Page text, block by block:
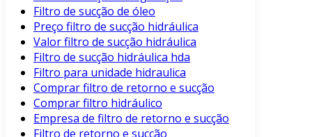
Filtro de sucção de óleo
Preço filtro de sucção hidráulica
Valor filtro de sucção hidráulica
Filtro de sucção hidráulica hda
Filtro para unidade hidraulica
Comprar filtro de retorno e sucção
Comprar filtro hidráulico
Empresa de filtro de retorno e sucção
Filtro de retorno e sucção